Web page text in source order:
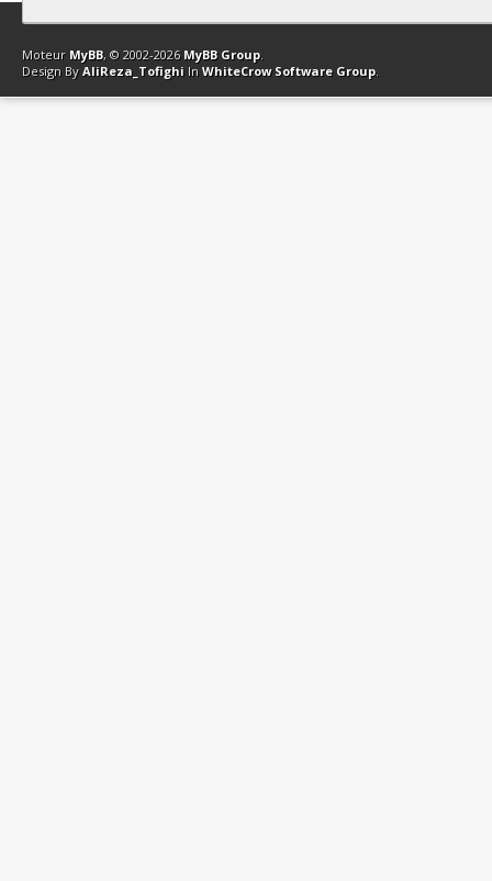
Contact Club Affiliation Retourner en haut Version bas-débit
Moteur MyBB, © 2002-2026 MyBB Group.
Design By AliReza_Tofighi In WhiteCrow Software Group.